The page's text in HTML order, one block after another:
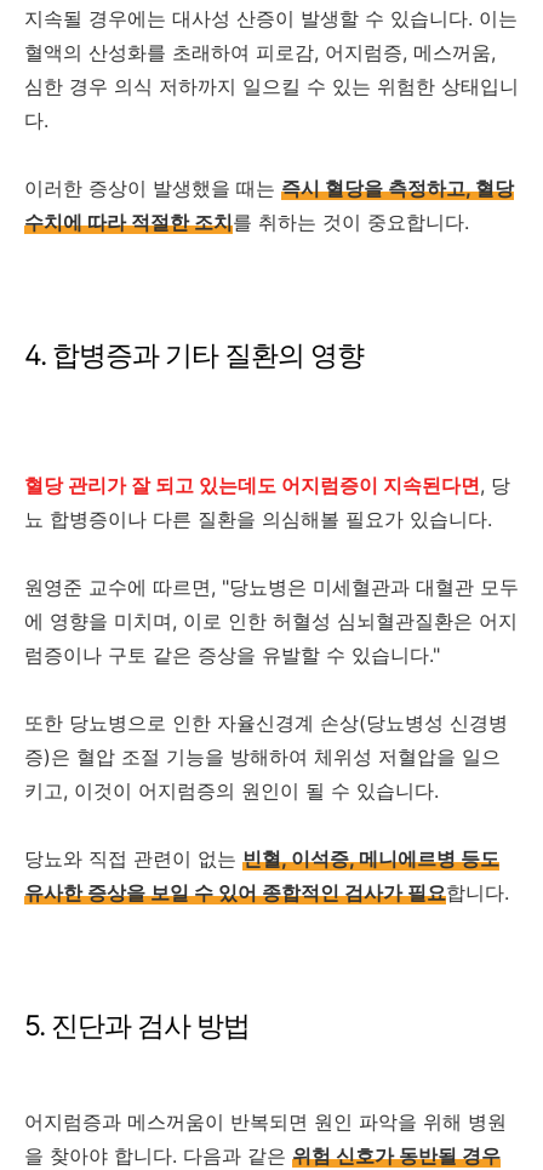
지속될 경우에는 대사성 산증이 발생할 수 있습니다. 이는
혈액의 산성화를 초래하여 피로감, 어지럼증, 메스꺼움,
심한 경우 의식 저하까지 일으킬 수 있는 위험한 상태입니
다.
이러한 증상이 발생했을 때는 즉시 혈당을 측정하고, 혈당
수치에 따라 적절한 조치를 취하는 것이 중요합니다.
4. 합병증과 기타 질환의 영향
혈당 관리가 잘 되고 있는데도 어지럼증이 지속된다면, 당
뇨 합병증이나 다른 질환을 의심해볼 필요가 있습니다.
원영준 교수에 따르면, "당뇨병은 미세혈관과 대혈관 모두
에 영향을 미치며, 이로 인한 허혈성 심뇌혈관질환은 어지
럼증이나 구토 같은 증상을 유발할 수 있습니다."
또한 당뇨병으로 인한 자율신경계 손상(당뇨병성 신경병
증)은 혈압 조절 기능을 방해하여 체위성 저혈압을 일으
키고, 이것이 어지럼증의 원인이 될 수 있습니다.
당뇨와 직접 관련이 없는 빈혈, 이석증, 메니에르병 등도
유사한 증상을 보일 수 있어 종합적인 검사가 필요합니다.
5. 진단과 검사 방법
어지럼증과 메스꺼움이 반복되면 원인 파악을 위해 병원
을 찾아야 합니다. 다음과 같은 위험 신호가 동반될 경우